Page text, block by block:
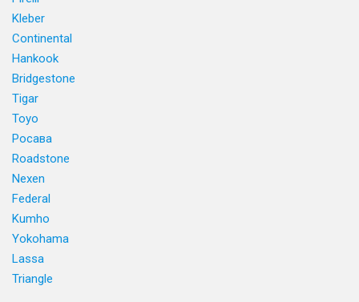
Kleber
Continental
Hankook
Bridgestone
Tigar
Toyo
Росава
Roadstone
Nexen
Federal
Kumho
Yokohama
Lassa
Triangle